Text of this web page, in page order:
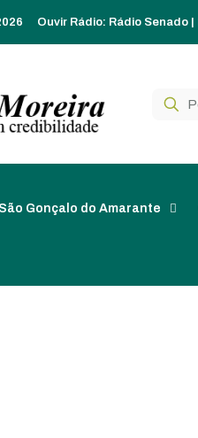
Ouvir Rádio: Rádio Senado
São Gonçalo do Amarante